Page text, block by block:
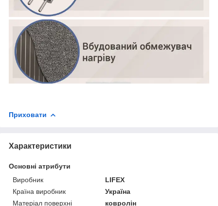
Приховати
Характеристики
Основні атрибути
Виробник
LIFEX
Країна виробник
Україна
Матеріал поверхні
ковролін